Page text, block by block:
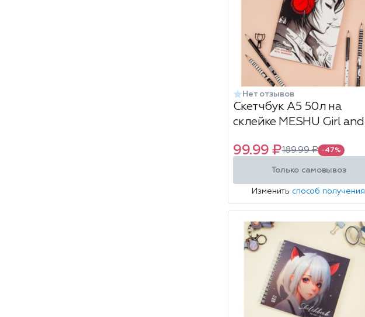
Нет отзывов
Скетчбук А5 50л на
склейке MESHU Girl and
99.99 ₽189.99 ₽ -47%
Только самовывоз
Изменить способ получения